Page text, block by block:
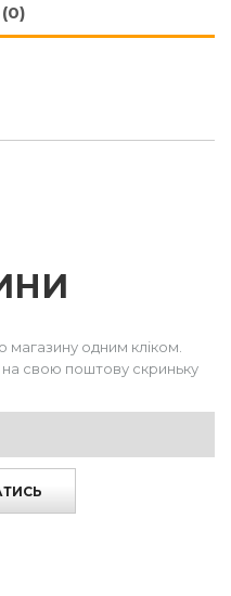
одним кліком.
свою поштову скриньку